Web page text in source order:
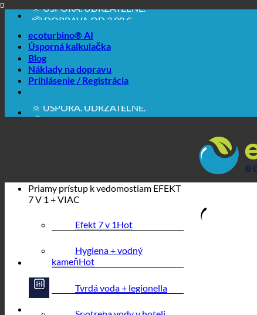
Prejsť
obsah
📦 DOPRAVA OD 3,90 €
ecoturbino® AI
Úsporná kalkulačka
Blog
Náklady na dopravu
Prihlásenie / Registrácia
🔆 EASY. PROSTREDNÍCTVO FUNGUJE.
📦 DOPRAVA OD 3,90 €
Priamy prístup k vedomostiam EFEKT
7 V 1 + VIAC
Efekt 7 v 1
Hygiena + vodný
kameň
Tvrdá voda + legionella